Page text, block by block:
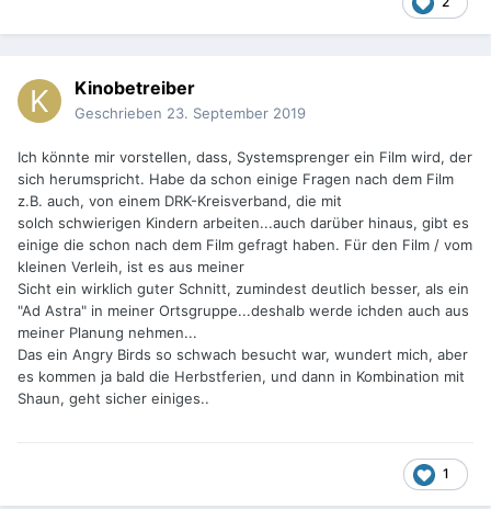
Kinobetreiber
Geschrieben 23. September 2019
Ich könnte mir vorstellen, dass, Systemsprenger ein Film wird, der
sich herumspricht. Habe da schon einige Fragen nach dem Film
z.B. auch, von einem DRK-Kreisverband, die mit
solch schwierigen Kindern arbeiten...auch darüber hinaus, gibt es
einige die schon nach dem Film gefragt haben. Für den Film / vom
kleinen Verleih, ist es aus meiner
Sicht ein wirklich guter Schnitt, zumindest deutlich besser, als ein
"Ad Astra" in meiner Ortsgruppe...deshalb werde ichden auch aus
meiner Planung nehmen...
Das ein Angry Birds so schwach besucht war, wundert mich, aber
es kommen ja bald die Herbstferien, und dann in Kombination mit
Shaun, geht sicher einiges..
1